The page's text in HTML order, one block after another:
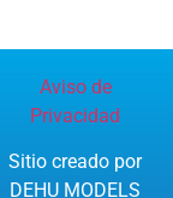
Aviso de
Privacidad
Sitio creado por
DEHU MODELS